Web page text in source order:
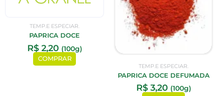
TEMP.E ESPECIAR.
PAPRICA DOCE
R$2,20 (100g)
COMPRAR
TEMP.E ESPECIAR.
PAPRICA DOCE DEFUMADA
R$3,20 (100g)